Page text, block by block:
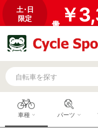
土･日
限定
￥
車種 パーツ